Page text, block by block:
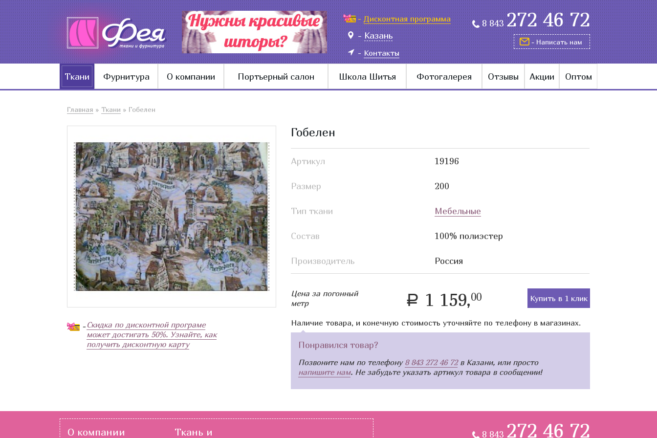
-Дисконтная программа
-Казань
-Контакты
8 843272 46 72
- Написать нам
Ткани Фурнитура О компании Портьерный салон Школа Шитья Фотогалерея Отзывы Акции Оптом
Главная » Ткани » Гобелен
- Скидка по дисконтной програме
может достигать 50%. Узнайте, как
получить дисконтную карту
Гобелен
Артикул 19196
Размер 200
Тип ткани Мебельные
Состав 100% полиэстер
Производитель Россия
Цена за погонный
метр
a 1 159,00 Купить в 1 клик
Наличие товара, и конечную стоимость уточняйте по телефону в магазинах.
Понравился товар?
Позвоните нам по телефону 8 843 272 46 72в Казани, или просто
напишите нам. Не забудьте указать артикул товара в сообщении!
О компании
Ткань и
8 843 272 46 72